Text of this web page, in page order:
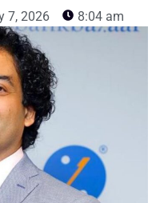
7, 2026 8:04 am